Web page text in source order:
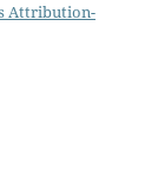
Attribution-